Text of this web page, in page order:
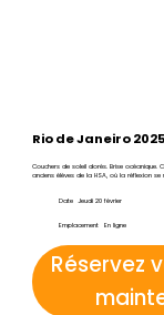
Rio de Janeiro 2025
Couchers de soleil dorés. Brise océanique.
anciens élèves de la HSA, où la réflexion
Date Jeudi 20 février
Emplacement En ligne
Réservez